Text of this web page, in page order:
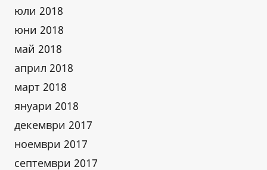
юли 2018
юни 2018
май 2018
април 2018
март 2018
януари 2018
декември 2017
ноември 2017
септември 2017